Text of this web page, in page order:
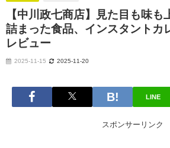
【中川政七商店】見た目も味も
詰まった食品、インスタントカ
レビュー
2025-11-15 2025-11-20
LINE
スポンサーリンク